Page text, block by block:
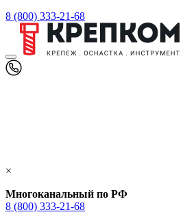
8 (800) 333-21-68
×
Многоканальный по РФ
8 (800) 333‑21-68